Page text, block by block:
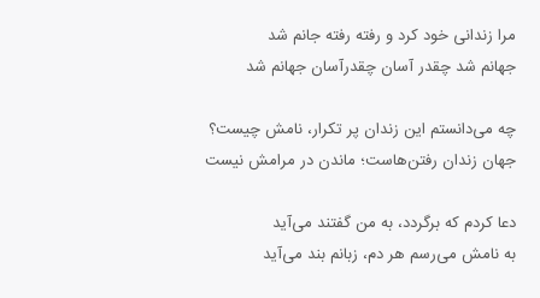
مرا زندانی خود کرد و رفته رفته جانم شد
جهانم شد چقدر آسان چقدرآسان جهانم شد
چه می‌دانستم این زندان پر تکرار، نامش چیست؟
جهان زندان رفتن‌هاست؛ ماندن در مرامش نیست
دعا کردم که برگردد، به من گفتند می‌آید
به نامش می‌رسم هر دم، زبانم بند می‌آید